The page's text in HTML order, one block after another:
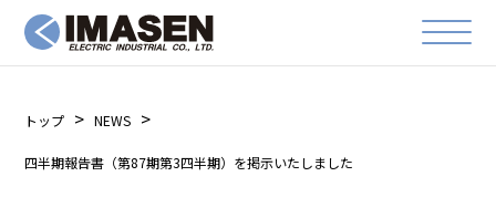
トップ NEWS
四半期報告書（第87期第3四半期）を掲示いたしました